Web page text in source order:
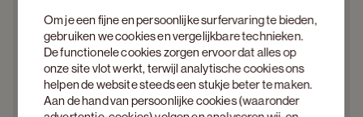
Om je een fijne en persoonlijke surfervaring te bieden,
gebruiken we cookies en vergelijkbare technieken.
De functionele cookies zorgen ervoor dat alles op
onze site vlot werkt, terwijl analytische cookies ons
helpen de website steeds een stukje beter te maken.
Aan de hand van persoonlijke cookies (waaronder